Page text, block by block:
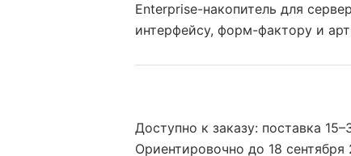
Enterprise-накопитель для
интерфейсу, форм-фактору и
Доступно к заказу: поставка
Ориентировочно до 18 сентября